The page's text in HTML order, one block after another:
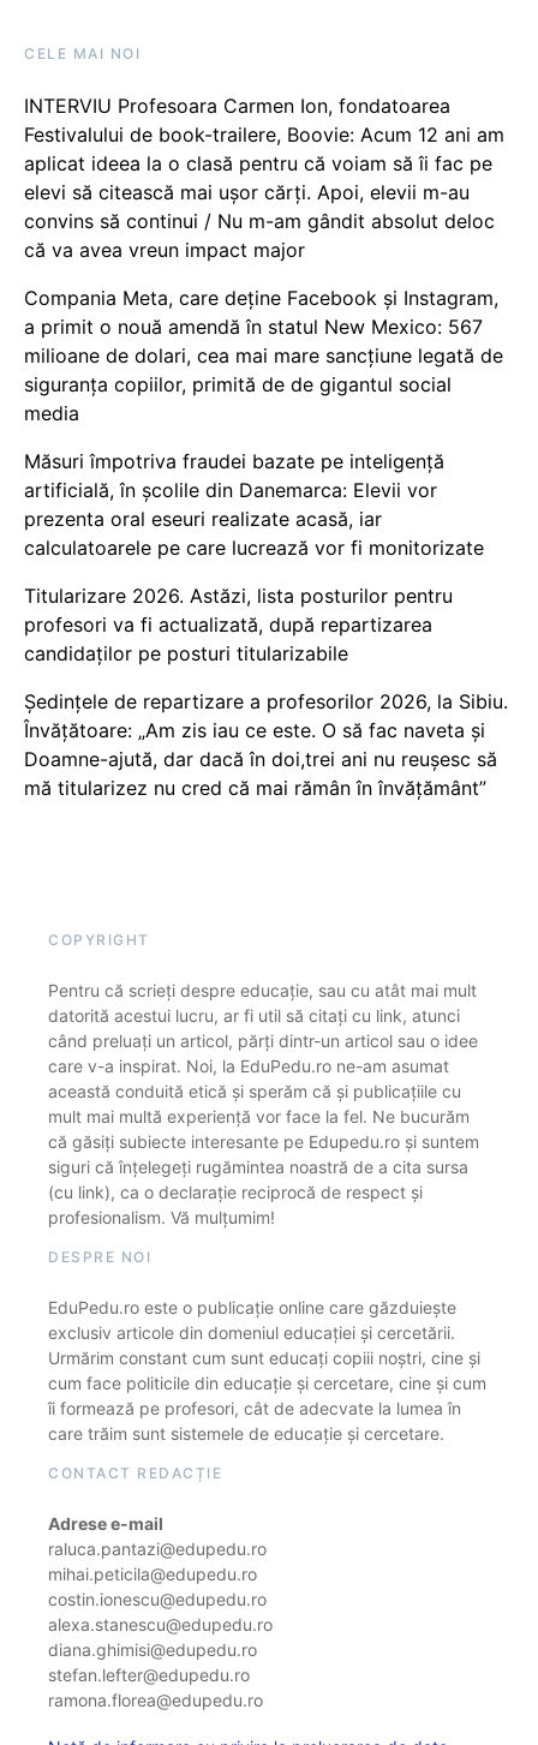
CELE MAI NOI
INTERVIU Profesoara Carmen Ion, fondatoarea
Festivalului de book-trailere, Boovie: Acum 12 ani am
aplicat ideea la o clasă pentru că voiam să îi fac pe
elevi să citească mai ușor cărți. Apoi, elevii m-au
convins să continui / Nu m-am gândit absolut deloc
că va avea vreun impact major
Compania Meta, care deține Facebook și Instagram,
a primit o nouă amendă în statul New Mexico: 567
milioane de dolari, cea mai mare sancțiune legată de
siguranța copiilor, primită de de gigantul social
media
Măsuri împotriva fraudei bazate pe inteligență
artificială, în școlile din Danemarca: Elevii vor
prezenta oral eseuri realizate acasă, iar
calculatoarele pe care lucrează vor fi monitorizate
Titularizare 2026. Astăzi, lista posturilor pentru
profesori va fi actualizată, după repartizarea
candidaților pe posturi titularizabile
Ședințele de repartizare a profesorilor 2026, la Sibiu.
Învățătoare: „Am zis iau ce este. O să fac naveta și
Doamne-ajută, dar dacă în doi,trei ani nu reușesc să
mă titularizez nu cred că mai rămân în învățământ”
COPYRIGHT
Pentru că scrieți despre educație, sau cu atât mai mult
datorită acestui lucru, ar fi util să citați cu link, atunci
când preluați un articol, părți dintr-un articol sau o idee
care v-a inspirat. Noi, la EduPedu.ro ne-am asumat
această conduită etică și sperăm că și publicațiile cu
mult mai multă experiență vor face la fel. Ne bucurăm
că găsiți subiecte interesante pe Edupedu.ro și suntem
siguri că înțelegeți rugămintea noastră de a cita sursa
(cu link), ca o declarație reciprocă de respect și
profesionalism. Vă mulțumim!
DESPRE NOI
EduPedu.ro este o publicație online care găzduiește
exclusiv articole din domeniul educației și cercetării.
Urmărim constant cum sunt educați copiii noștri, cine și
cum face politicile din educație și cercetare, cine și cum
îi formează pe profesori, cât de adecvate la lumea în
care trăim sunt sistemele de educație și cercetare.
CONTACT REDACȚIE
Adrese e-mail
raluca.pantazi@edupedu.ro
mihai.peticila@edupedu.ro
costin.ionescu@edupedu.ro
alexa.stanescu@edupedu.ro
diana.ghimisi@edupedu.ro
stefan.lefter@edupedu.ro
ramona.florea@edupedu.ro